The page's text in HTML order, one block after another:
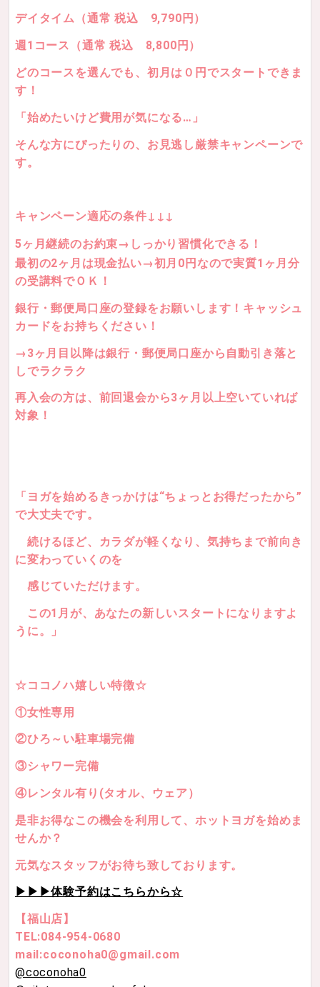
デイタイム（通常 税込 9,790円）
週1コース（通常 税込 8,800円）
どのコースを選んでも、初月は０円でスタートできま
す！
「始めたいけど費用が気になる…」
そんな方にぴったりの、お見逃し厳禁キャンペーンで
す。
キャンペーン適応の条件↓↓↓
5ヶ月継続のお約束→しっかり習慣化できる！
最初の2ヶ月は現金払い→初月0円なので実質1ヶ月分
の受講料でＯＫ！
銀行・郵便局口座の登録をお願いします！キャッシュ
カードをお持ちください！
→3ヶ月目以降は銀行・郵便局口座から自動引き落と
しでラクラク
再入会の方は、前回退会から3ヶ月以上空いていれば
対象！
「ヨガを始めるきっかけは“ちょっとお得だったから”
で大丈夫です。
続けるほど、カラダが軽くなり、 気持ちまで前向き
に変わっていくのを
感じていただけます。
この1月が、あなたの新しいスタートになりますよ
うに。」
☆ココノハ嬉しい特徴☆
①女性専用
②ひろ～い駐車場完備
③シャワー完備
④レンタル有り(タオル、ウェア）
是非お得なこの機会を利用して、ホットヨガを始めま
せんか？
元気なスタッフがお待ち致しております。
▶▶▶体験予約はこちらから☆
【福山店】
TEL:084-954-0680
mail:coconoha0@gmail.com
@coconoha0